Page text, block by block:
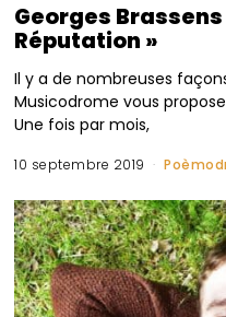
Georges
Réputation »
Il y a de nombreuses
Musicodrome vous
Une fois par mois,
10 septembre 2019